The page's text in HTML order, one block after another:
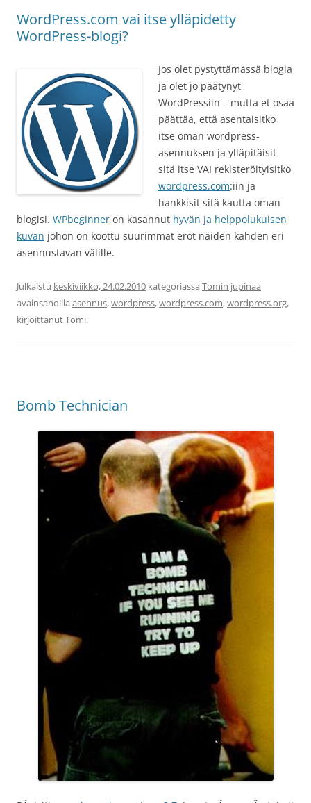
WordPress.com vai itse ylläpidetty
WordPress-blogi?
Jos olet pystyttämässä blogia
ja olet jo päätynyt
WordPressiin – mutta et osaa
päättää, että asentaisitko
itse oman wordpress-
asennuksen ja ylläpitäisit
sitä itse VAI rekisteröityisitkö
wordpress.com:iin ja
hankkisit sitä kautta oman
blogisi. WPbeginner on kasannut hyvän ja helppolukuisen
kuvan johon on koottu suurimmat erot näiden kahden eri
asennustavan välille.
Julkaistu keskiviikko, 24.02.2010 kategoriassa Tomin jupinaa
avainsanoilla asennus,wordpress,wordpress.com,wordpress.org,
kirjoittanutTomi.
Bomb Technician